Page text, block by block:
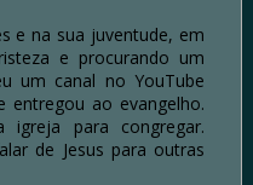
e na sua juventude, em
e procurando um
um canal no YouTube
entregou ao evangelho.
igreja para congregar.
de Jesus para outras